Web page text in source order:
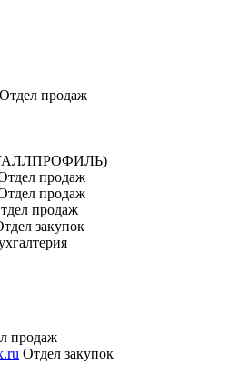
Отдел продаж
продаж
продаж
продаж
закупок
продаж
Отдел закупок